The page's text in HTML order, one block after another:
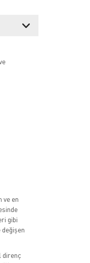
ve en
gibi
direnç